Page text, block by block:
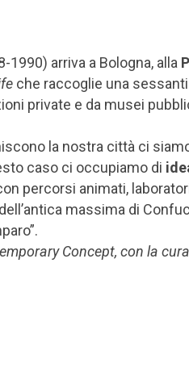
arriva a Bologna, alla
che raccoglie una
private e da musei
la nostra città ci
caso ci occupiamo di
percorsi animati,
massima di
Concept, con la